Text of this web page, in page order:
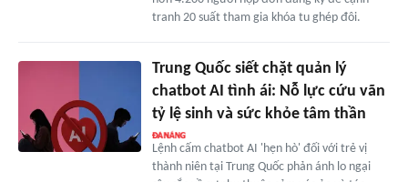
tranh 20 suất tham gia khóa tu ghép đôi.
Trung Quốc siết chặt quản lý
chatbot AI tình ái: Nỗ lực cứu vãn
tỷ lệ sinh và sức khỏe tâm thần
Lệnh cấm chatbot AI 'hẹn hò' đối với trẻ vị
thành niên tại Trung Quốc phản ánh lo ngại